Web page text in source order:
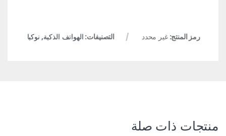
رمز المنتج:غير محدد التصنيفات: الهواتف الذكية, نوكيا
منتجات ذات صلة